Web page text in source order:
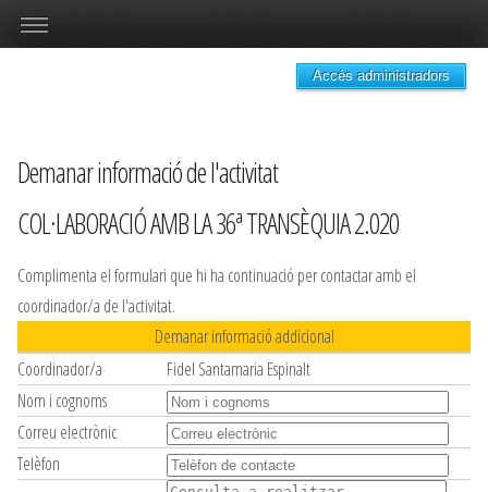
Accés administradors
Demanar informació de l'activitat
COL·LABORACIÓ AMB LA 36ª TRANSÈQUIA 2.020
Complimenta el formulari que hi ha continuació per contactar amb el
coordinador/a de l'activitat.
Demanar informació addicional
Coordinador/a
Fidel Santamaria Espinalt
Nom i cognoms
Correu electrònic
Telèfon